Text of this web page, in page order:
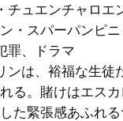
チュエンチャロエ
・スパーパンピニ
罪、ドラマ
ンは、裕福な生徒
る。賭けはエス
た緊張感あふれ